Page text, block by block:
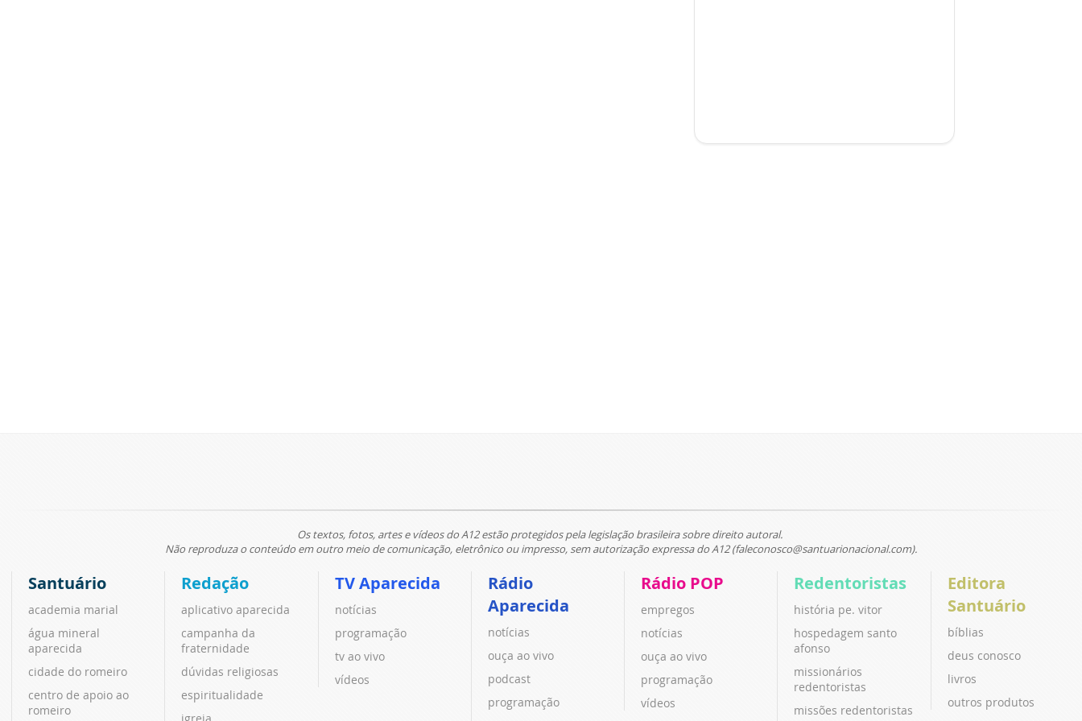
Os textos, fotos, artes e vídeos do A12 estão protegidos pela legislação brasileira sobre direito autoral.
Não reproduza o conteúdo em outro meio de comunicação, eletrônico ou impresso, sem autorização expressa do A12 (faleconosco@santuarionacional.com).
Santuário
academia marial
água mineral
aparecida
cidade do romeiro
centro de apoio ao
romeiro
Redação
aplicativo aparecida
campanha da
fraternidade
dúvidas religiosas
espiritualidade
igreja
TV Aparecida
notícias
programação
tv ao vivo
vídeos
Rádio
Aparecida
notícias
ouça ao vivo
podcast
programação
Rádio POP
empregos
notícias
ouça ao vivo
programação
vídeos
Redentoristas
história pe. vitor
hospedagem santo
afonso
missionários
redentoristas
missões redentoristas
Editora
Santuário
bíblias
deus conosco
livros
outros produtos